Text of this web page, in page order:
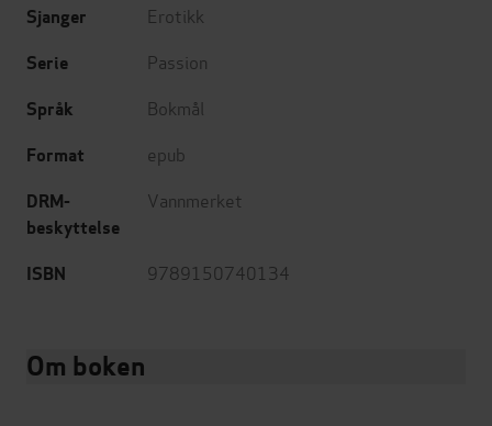
Sjanger Erotikk
Serie Passion
Språk Bokmål
Format epub
DRM-
beskyttelse
Vannmerket
ISBN 9789150740134
Om boken